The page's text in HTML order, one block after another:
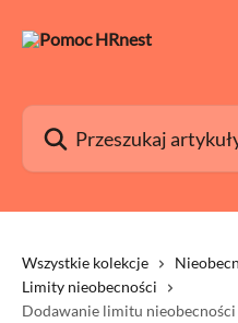
Przeszukaj artykuły...
Wszystkie kolekcje
Limity nieobecności
Dodawanie limitu